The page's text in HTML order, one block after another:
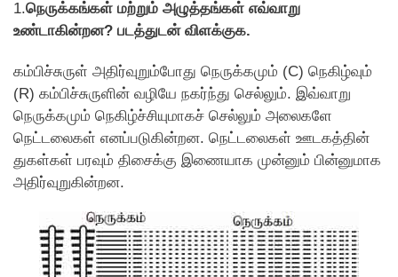
1.நெருக்கங்கள் மற்றும் அழுத்தங்கள் எவ்வாறு
உண்டாகின்றன? படத்துடன் விளக்குக.
கம்பிச்சுருள் அதிர்வுறும்போது நெருக்கமும் (C) நெகிழ்வும்
(R) கம்பிச்சுருளின் வழியே நகர்ந்து செல்லும். இவ்வாறு
நெருக்கமும் நெகிழ்ச்சியுமாகச் செல்லும் அலைகளே
நெட்டலைகள் எனப்படுகின்றன. நெட்டலைகள் ஊடகத்தின்
துகள்கள் பரவும் திசைக்கு இணையாக முன்னும் பின்னுமாக
அதிர்வுறுகின்றன.